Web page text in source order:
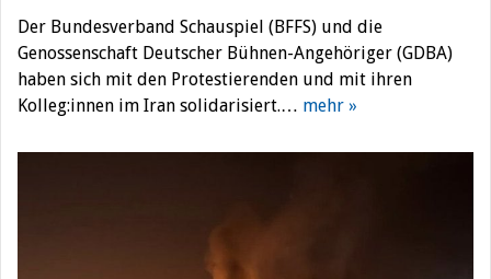
Der Bundesverband Schauspiel (BFFS) und die
Genossenschaft Deutscher Bühnen-Angehöriger (GDBA)
haben sich mit den Protestierenden und mit ihren
Kolleg:innen im Iran solidarisiert.… mehr »